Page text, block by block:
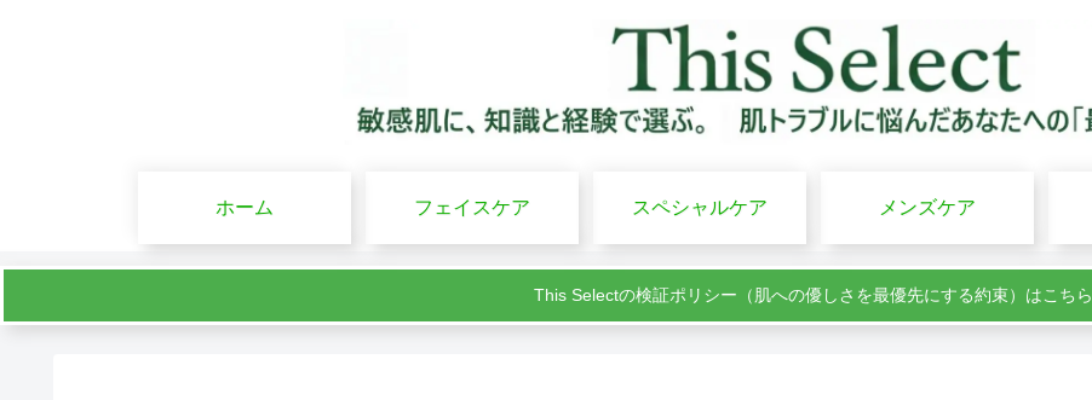
ホーム フェイスケア スペシャルケア メンズケア
This Selectの検証ポリシー（肌への優しさを最優先にする約束）はこちら